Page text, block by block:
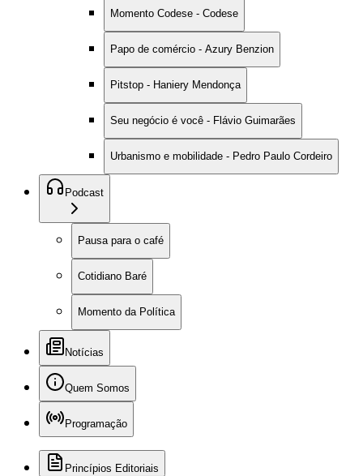
Momento Codese - Codese
Papo de comércio - Azury Benzion
Pitstop - Haniery Mendonça
Seu negócio é você - Flávio Guimarães
Urbanismo e mobilidade - Pedro Paulo Cordeiro
Podcast
Pausa para o café
Cotidiano Baré
Momento da Política
Notícias
Quem Somos
Programação
Princípios Editoriais